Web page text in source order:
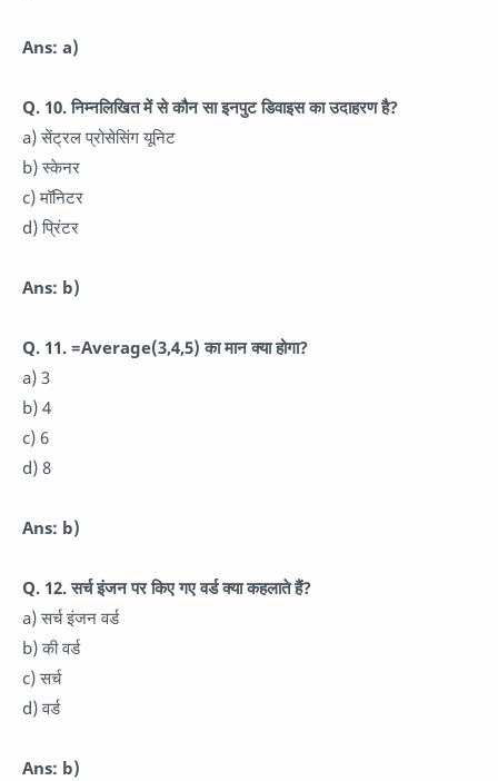
Ans: a)
Q. 10. निम्नलिखित में से कौन सा इनपुट डिवाइस का उदाहरण है?
a) सेंट्रल प्रोसेसिंग यूनिट
b) स्केनर
c) मॉनिटर
d) प्रिंटर
Ans: b)
Q. 11. =Average(3,4,5) का मान क्या होगा?
a) 3
b) 4
c) 6
d) 8
Ans: b)
Q. 12. सर्च इंजन पर किए गए वर्ड क्या कहलाते हैं?
a) सर्च इंजन वर्ड
b) की वर्ड
c) सर्च
d) वर्ड
Ans: b)